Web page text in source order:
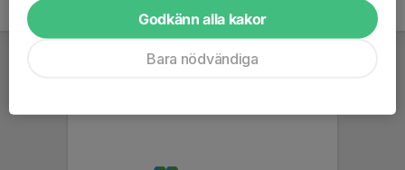
Godkänn alla kakor
Bara nödvändiga